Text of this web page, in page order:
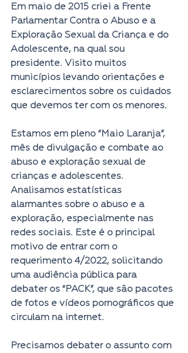
Em maio de 2015 criei a Frente
Parlamentar Contra o Abuso e a
Exploração Sexual da Criança e do
Adolescente, na qual sou
presidente. Visito muitos
municípios levando orientações e
esclarecimentos sobre os cuidados
que devemos ter com os menores.
Estamos em pleno “Maio Laranja”,
mês de divulgação e combate ao
abuso e exploração sexual de
crianças e adolescentes.
Analisamos estatísticas
alarmantes sobre o abuso e a
exploração, especialmente nas
redes sociais. Este é o principal
motivo de entrar com o
requerimento 4/2022, solicitando
uma audiência pública para
debater os “PACK”, que são pacotes
de fotos e vídeos pornográficos que
circulam na internet.
Precisamos debater o assunto com